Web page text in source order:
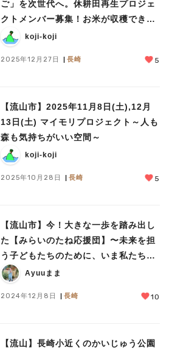
ご」を次世代へ。休耕田再生プロジェ
クトメンバー募集！お米が収穫できた
ら分配も？！
koji-koji
2025年12月27日 長崎 5
【流山市】2025年11月8日(土),12月
13日(土) マイモリプロジェクト～人も
森も気持ちがいい空間～
koji-koji
2025年10月28日 長崎 5
【流山市】今！大きな一歩を踏み出し
た【みらいのたね応援団】〜未来を担
う子どもたちのために、いま私たちが
できることを〜密着取材vol.1
Ayuuまま
2024年12月8日 長崎 10
【流山】長崎小近くのかいじゅう公園